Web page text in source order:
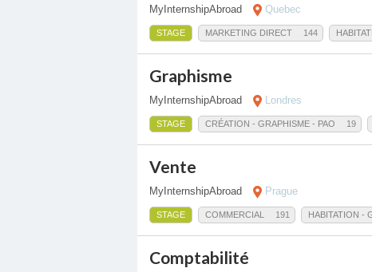
MyInternshipAbroad Quebec
STAGE MARKETING DIRECT 144
Graphisme
MyInternshipAbroad Londres
STAGE CRÉATION - GRAPHISME - PAO 19
Vente
MyInternshipAbroad Prague
STAGE COMMERCIAL 191 HABITATION -
Comptabilité